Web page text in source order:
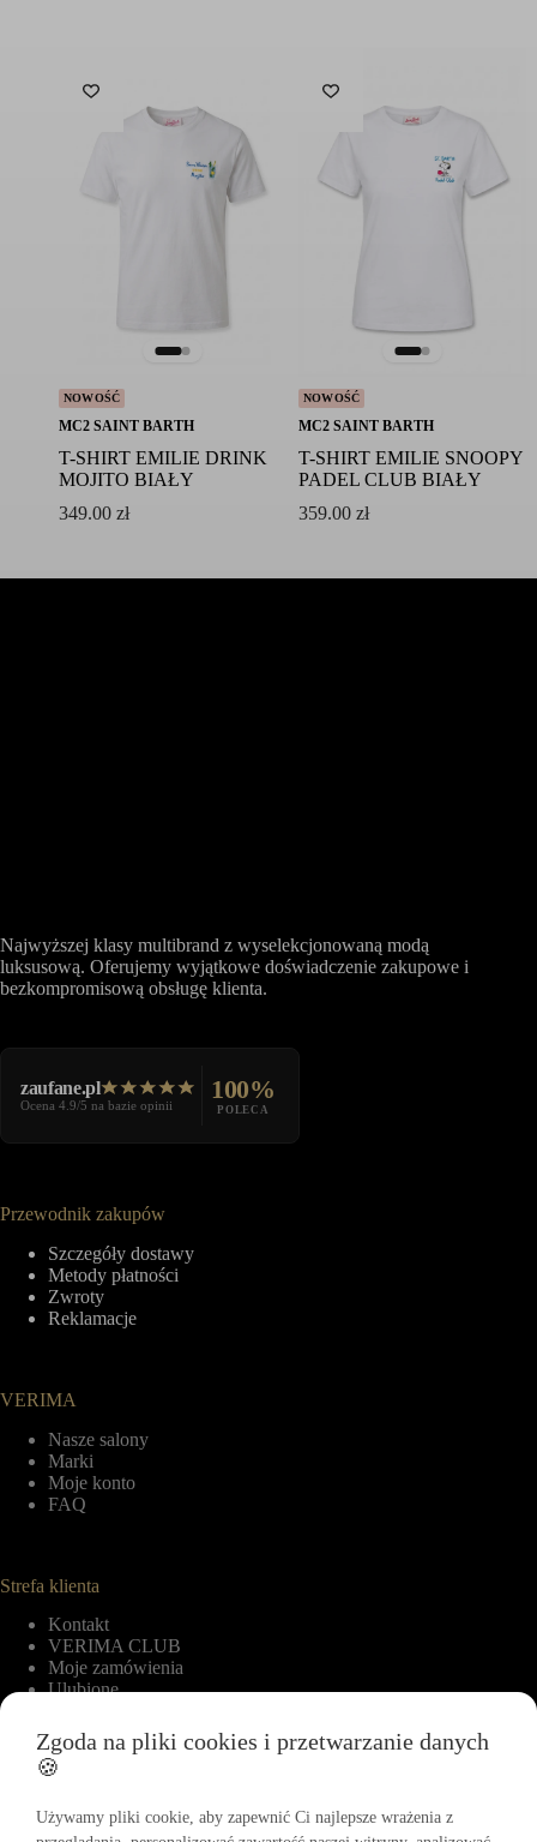
NOWOŚĆ
MC2 SAINT BARTH
T-SHIRT EMILIE DRINK
MOJITO BIAŁY
349.00 zł
NOWOŚĆ
MC2 SAINT BARTH
T-SHIRT EMILIE SNOOPY
PADEL CLUB BIAŁY
359.00 zł
Najwyższej klasy multibrand z wyselekcjonowaną modą
luksusową. Oferujemy wyjątkowe doświadczenie zakupowe i
bezkompromisową obsługę klienta.
zaufane.pl
Ocena 4.9/5 na bazie opinii
100%
POLECA
Przewodnik zakupów
Szczegóły dostawy
Metody płatności
Zwroty
Reklamacje
VERIMA
Nasze salony
Marki
Moje konto
FAQ
Strefa klienta
Kontakt
VERIMA CLUB
Moje zamówienia
Ulubione
Informacje
Regulamin
Polityka zwrotów
Zgoda na pliki cookies i przetwarzanie danych
🍪
Używamy pliki cookie, aby zapewnić Ci najlepsze wrażenia z